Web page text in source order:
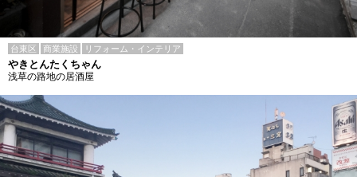
台東区 商業施設 リフォーム・インテリア
やきとんたくちゃん
浅草の路地の居酒屋